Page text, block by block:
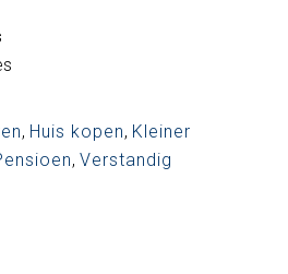
, Huis kopen, Kleiner
, Verstandig